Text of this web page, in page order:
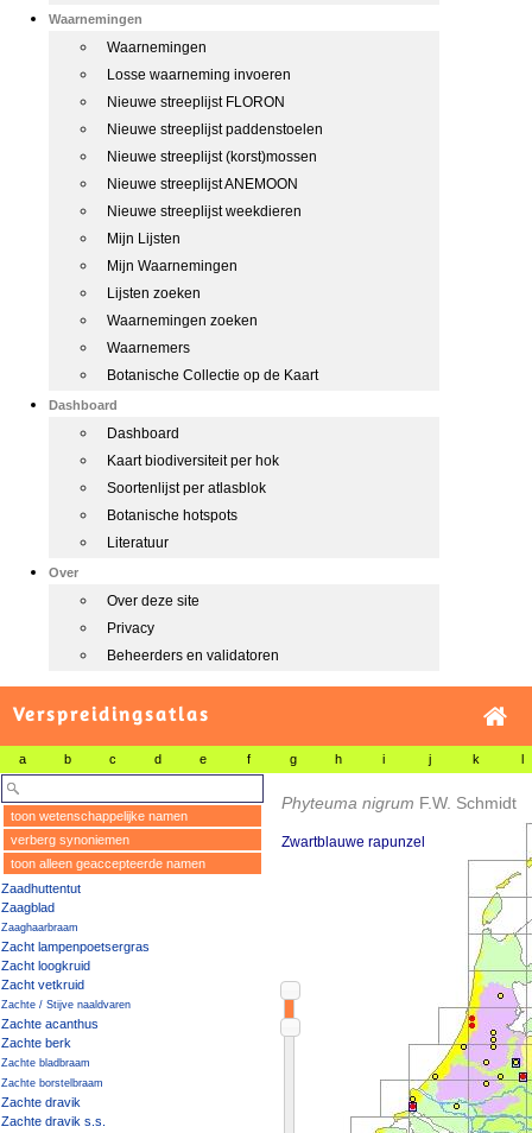
Waarnemingen
Waarnemingen
Losse waarneming invoeren
Nieuwe streeplijst FLORON
Nieuwe streeplijst paddenstoelen
Nieuwe streeplijst (korst)mossen
Nieuwe streeplijst ANEMOON
Nieuwe streeplijst weekdieren
Mijn Lijsten
Mijn Waarnemingen
Lijsten zoeken
Waarnemingen zoeken
Waarnemers
Botanische Collectie op de Kaart
Dashboard
Dashboard
Kaart biodiversiteit per hok
Soortenlijst per atlasblok
Botanische hotspots
Literatuur
Over
Over deze site
Privacy
Beheerders en validatoren
Verspreidingsatlas
a b c d e f g h i j k l
toon wetenschappelijke namen
verberg synoniemen
toon alleen geaccepteerde namen
Zaadhuttentut
Zaagblad
Zaaghaarbraam
Zacht lampenpoetsergras
Zacht loogkruid
Zacht vetkruid
Zachte / Stijve naaldvaren
Zachte acanthus
Zachte berk
Zachte bladbraam
Zachte borstelbraam
Zachte dravik
Zachte dravik s.s.
Phyteuma nigrum F.W. Schmidt
Zwartblauwe rapunzel